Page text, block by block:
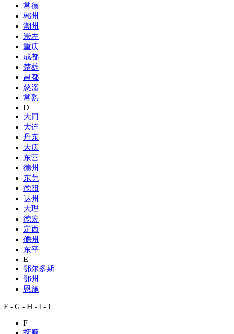
常德
郴州
潮州
崇左
重庆
成都
楚雄
昌都
慈溪
常熟
D
大同
大连
丹东
大庆
东营
德州
东莞
德阳
达州
大理
德宏
定西
儋州
东平
E
鄂尔多斯
鄂州
恩施
F - G - H - I - J
F
抚顺